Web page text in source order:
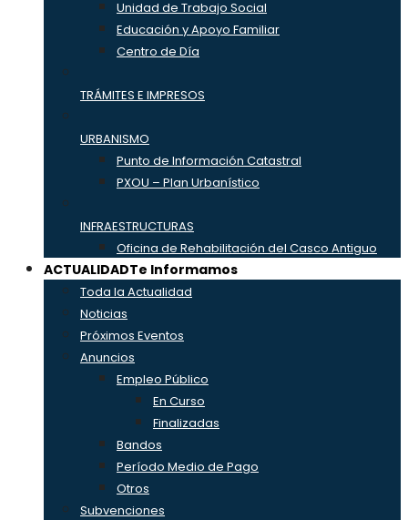
Unidad de Trabajo Social
Educación y Apoyo Familiar
Centro de Día
TRÁMITES E IMPRESOS
URBANISMO
Punto de Información Catastral
PXOU – Plan Urbanístico
INFRAESTRUCTURAS
Oficina de Rehabilitación del Casco Antiguo
ACTUALIDADTe Informamos
Toda la Actualidad
Noticias
Próximos Eventos
Anuncios
Empleo Público
En Curso
Finalizadas
Bandos
Período Medio de Pago
Otros
Subvenciones